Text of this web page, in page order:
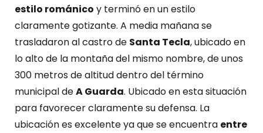
estilo románico y terminó en un estilo
claramente gotizante. A media mañana se
trasladaron al castro de Santa Tecla, ubicado en
lo alto de la montaña del mismo nombre, de unos
300 metros de altitud dentro del término
municipal deA Guarda. Ubicado en esta situación
para favorecer claramente su defensa. La
ubicación es excelente ya que se encuentra entre